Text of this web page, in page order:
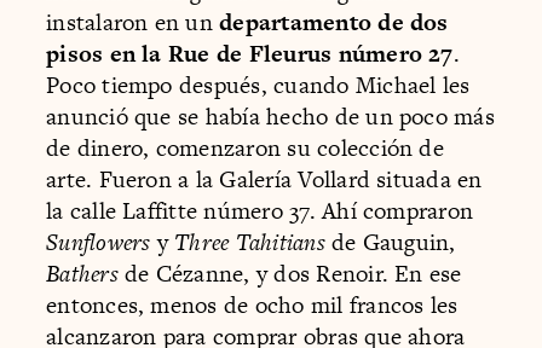
instalaron en undepartamento de dos
pisos en la Rue de Fleurus número 27.
Poco tiempo después, cuando Michael les
anunció que se había hecho de un poco más
de dinero, comenzaron su colección de
arte. Fueron a la Galería Vollard situada en
la calle Laffitte número 37. Ahí compraron
Sunflowers​yThree Tahitians​ de Gauguin,
Bathersde Cézanne, y dos Renoir. En ese
entonces, menos de ocho mil francos les
alcanzaron para comprar obras que ahora